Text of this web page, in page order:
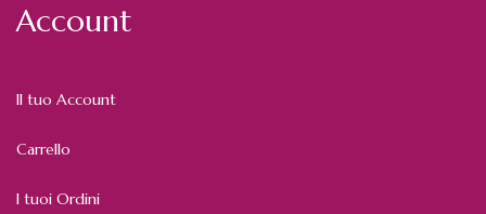
Account
Il tuo Account
Carrello
I tuoi Ordini